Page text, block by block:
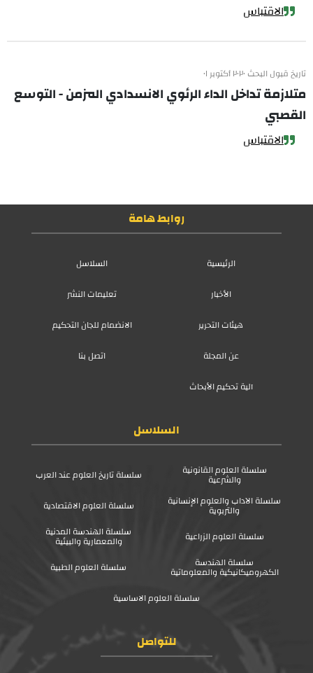
الاقتباس
تاريخ قبول البحث ٢٠٢٠ أكتوبر ٠١
متلازمة تداخل الداء الرئوي الانسدادي المزمن - التوسع
القصبي
الاقتباس
روابط هامة
الرئيسية
السلاسل
الأخبار
تعليمات النشر
هيئات التحرير
الانضمام للجان التحكيم
عن المجلة
اتصل بنا
آلية تحكيم الأبحاث
السلاسل
سلسلة العلوم القانونية
والشرعية
سلسلة تاريخ العلوم عند العرب
سلسلة الآداب والعلوم الإنسانية
والتربوية
سلسلة العلوم الاقتصادية
سلسلة العلوم الزراعية
سلسلة الهندسة المدنية
والمعمارية والبيئية
سلسلة الهندسة
الكهروميكانيكية والمعلوماتية
سلسلة العلوم الطبية
سلسلة العلوم الاساسية
للتواصل